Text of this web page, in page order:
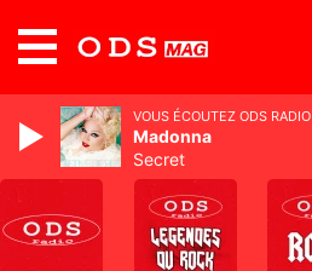
VOUS ÉCOUTEZ ODS RADIO
Madonna
Secret